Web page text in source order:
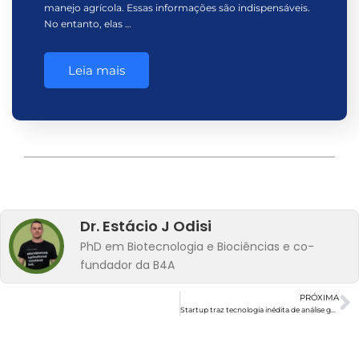
manejo agrícola. Essas informações são indispensáveis.
No entanto, elas …
Leia mais
Dr. Estácio J Odisi
PhD em Biotecnologia e Biociências e co-
fundador da B4A
PRÓXIMA
Startup traz tecnologia inédita de análise genética do solo